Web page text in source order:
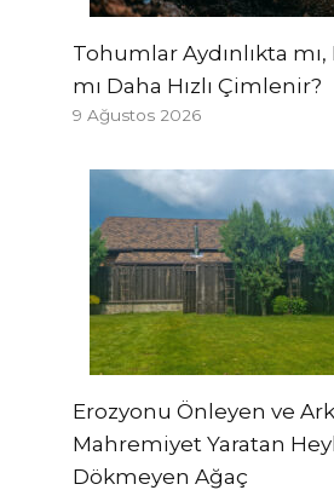
Tohumlar Aydınlıkta mı,
mı Daha Hızlı Çimlenir?
9 Ağustos 2026
Erozyonu Önleyen ve
Mahremiyet Yaratan
Dökmeyen Ağaç